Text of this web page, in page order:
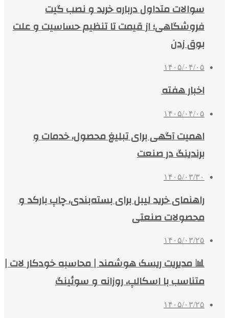
سوالات متداول درباره خرید و نصب گیت
فروشگاهی؛ از قیمت تا تنظیم حساسیت و علت
بوق زدن
۱۴۰۵/۰۴/۰۵
اخبار هفته
۱۴۰۵/۰۴/۰۵
اهمیت آگهی برای تبلیغ محصول، خدمات و
برندینگ در صنعت
۱۴۰۵/۰۳/۳۰
راهنمای خرید لیبل برای بسته‌بندی، چاپ بارکد و
محصولات صنعتی
۱۴۰۵/۰۳/۲۵
📊 مدیریت ریسک هوشمند | محاسبه خودکار لات |
متناسب با اسکالپ، روزانه و سوئینگ
۱۴۰۵/۰۳/۲۵